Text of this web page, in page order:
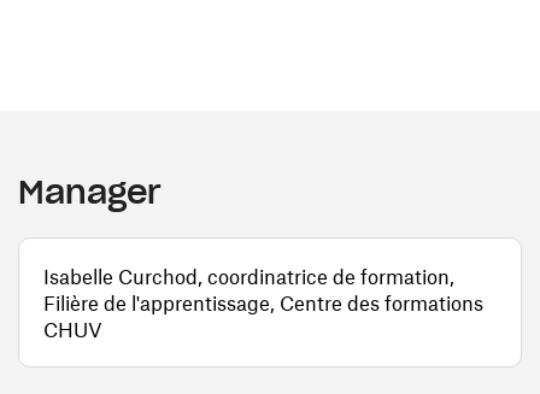
Manager
Isabelle Curchod, coordinatrice de formation,
Filière de l'apprentissage, Centre des formations
CHUV